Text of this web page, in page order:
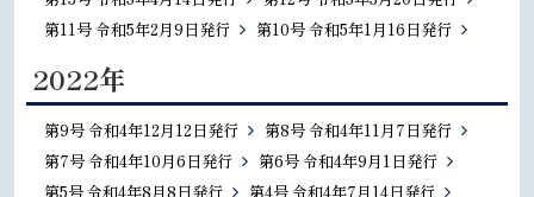
第11号 令和5年2月9日発行
第10号 令和5年1月16日発行
2022年
第9号 令和4年12月12日発行
第8号 令和4年11月7日発行
第7号 令和4年10月6日発行
第6号 令和4年9月1日発行
第5号 令和4年8月8日発行
第4号 令和4年7月14日発行